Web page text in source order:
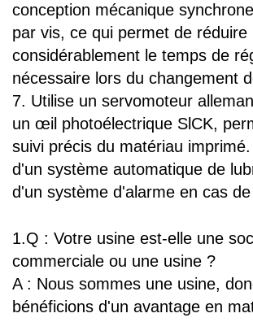
conception mécanique
par vis, ce qui permet de réduire
considérablement le temps de
nécessaire lors du changement
7. Utilise un servomoteur
un œil photoélectrique SlCK,
suivi précis du matériau
d'un système automatique de
d'un système d'alarme en cas
1.Q : Votre usine est-elle une
commerciale ou une usine ?
A : Nous sommes une usine,
bénéficions d'un avantage en